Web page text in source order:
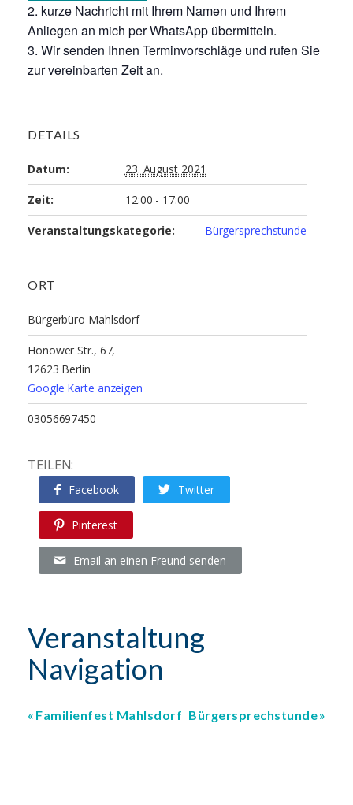
kurze Nachricht mit Ihrem Namen und Ihrem
Anliegen an mich per WhatsApp übermitteln.
Wir senden Ihnen Terminvorschläge und rufen Sie
zur vereinbarten Zeit an.
DETAILS
Datum: 23. August 2021
Zeit: 12:00 - 17:00
Veranstaltungskategorie: Bürgersprechstunde
ORT
Bürgerbüro Mahlsdorf
Hönower Str., 67,
12623 Berlin
Google Karte anzeigen
03056697450
TEILEN:
Facebook Twitter
Pinterest
Email an einen Freund senden
Veranstaltung
Navigation
Familienfest Mahlsdorf Bürgersprechstunde